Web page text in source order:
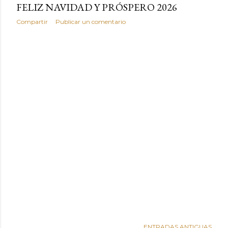
FELIZ NAVIDAD Y PRÓSPERO 2026
Compartir Publicar un comentario